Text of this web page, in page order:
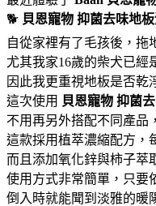
🐕 貝恩寵物 抑菌去味地板
自從家裡有了毛孩後，拖
尤其我家16歲的柴犬已經
因此我更重視地板是否乾
這次使用 貝恩寵物 抑菌
不用再另外搭配不同產品
這款採用植萃濃縮配方，
而且添加氧化鋅與柿子萃
使用方式非常簡單，只要
倒入時就能聞到淡雅的暖